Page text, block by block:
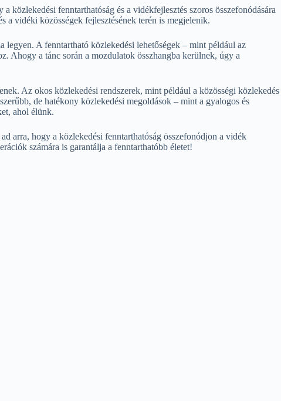
közlekedési fenntarthatóság és a vidékfejlesztés szoros összefonódására
a vidéki közösségek fejlesztésének terén is megjelenik.
A fenntartható közlekedési lehetőségek – mint például az
Ahogy a tánc során a mozdulatok összhangba kerülnek, úgy a
Az okos közlekedési rendszerek, mint például a közösségi közlekedés
de hatékony közlekedési megoldások – mint a gyalogos és
ahol élünk.
arra, hogy a közlekedési fenntarthatóság összefonódjon a vidék
számára is garantálja a fenntarthatóbb életet!